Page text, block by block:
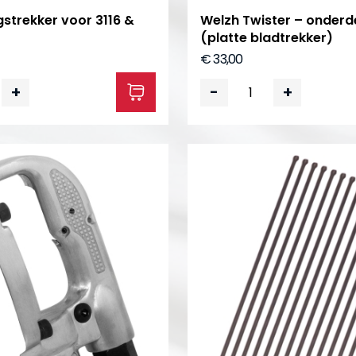
voor 3116 &
+
Welzh Twister –
(platte bladtrekker)
€ 33,00
- +